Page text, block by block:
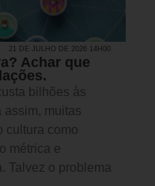
21 DE JULHO DE 2026 14H00
Achar que
bilhões às
assim, muitas
cultura como
métrica e
Talvez o problema